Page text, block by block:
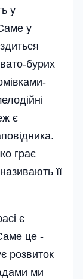
у
у
бурих
є
грає
її
є
це -
розвиток
ми